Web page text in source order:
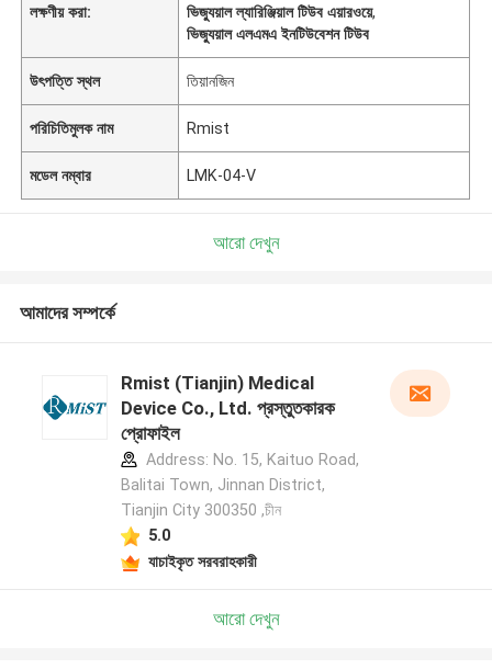
লক্ষণীয় করা:
ভিজ্যুয়াল ল্যারিঞ্জিয়াল টিউব এয়ারওয়ে,
ভিজ্যুয়াল এলএমএ ইনটিউবেশন টিউব
উৎপত্তি স্থল তিয়ানজিন
পরিচিতিমুলক নাম Rmist
মডেল নম্বার LMK-04-V
আরো দেখুন
আমাদের সম্পর্কে
Rmist (Tianjin) Medical
Device Co., Ltd. প্রস্তুতকারক
প্রোফাইল
Address: No. 15, Kaituo Road,
Balitai Town, Jinnan District,
Tianjin City 300350 ,চীন
5.0
যাচাইকৃত সরবরাহকারী
আরো দেখুন